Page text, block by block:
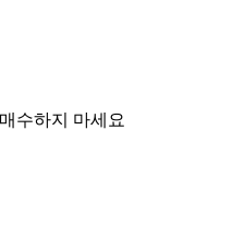
수하지 마세요